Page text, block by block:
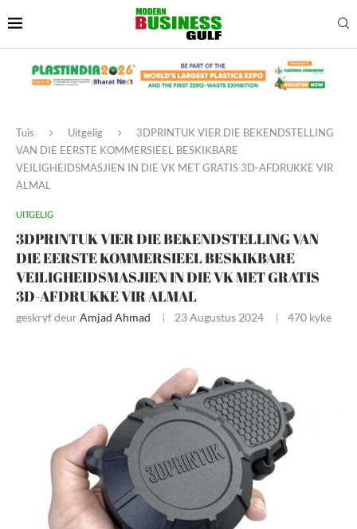
Tuis Uitgelig
3DPRINTUK VIER DIE BEKENDSTELLING
VAN DIE EERSTE KOMMERSIEEL BESKIKBARE
VEILIGHEIDSMASJIEN IN DIE VK MET GRATIS 3D-AFDRUKKE VIR
ALMAL
UITGELIG
3DPRINTUK VIER DIE BEKENDSTELLING VAN
DIE EERSTE KOMMERSIEEL BESKIKBARE
VEILIGHEIDSMASJIEN IN DIE VK MET GRATIS
3D-AFDRUKKE VIR ALMAL
geskryf deur Amjad Ahmad 23 Augustus 2024 470 kyke